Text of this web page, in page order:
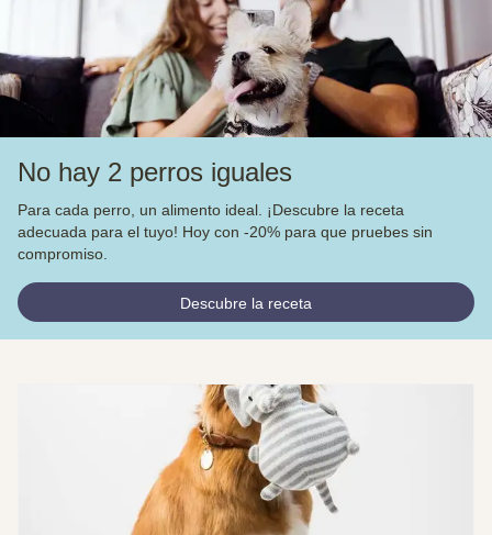
No hay 2 perros iguales
Para cada perro, un alimento ideal. ¡Descubre la receta
adecuada para el tuyo! Hoy con -20% para que pruebes sin
compromiso.
Descubre la receta